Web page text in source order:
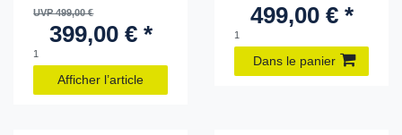
UVP 499,00 €
399,00 € *
1
Afficher l’article
499,00 € *
1
Dans le panier